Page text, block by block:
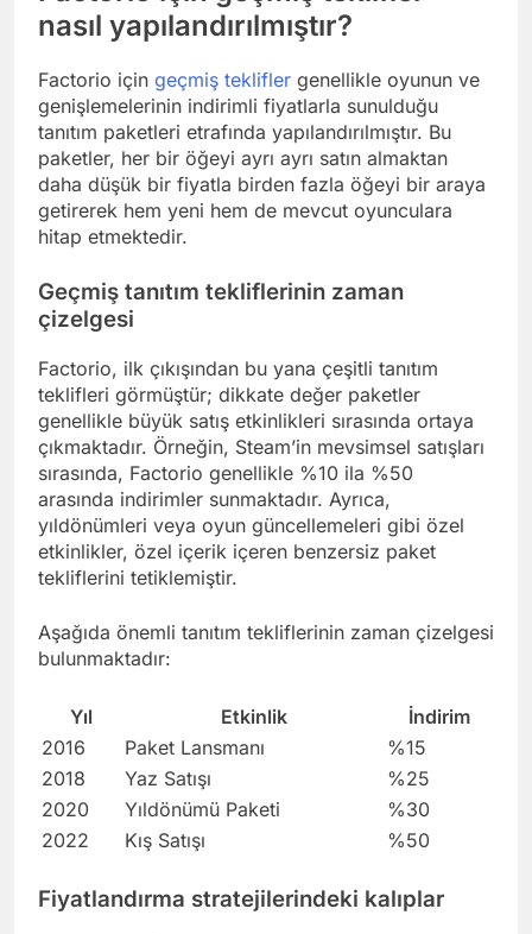
nasıl yapılandırılmıştır?
Factorio için geçmiş teklifler genellikle oyunun ve
genişlemelerinin indirimli fiyatlarla sunulduğu
tanıtım paketleri etrafında yapılandırılmıştır. Bu
paketler, her bir öğeyi ayrı ayrı satın almaktan
daha düşük bir fiyatla birden fazla öğeyi bir araya
getirerek hem yeni hem de mevcut oyunculara
hitap etmektedir.
Geçmiş tanıtım tekliflerinin zaman
çizelgesi
Factorio, ilk çıkışından bu yana çeşitli tanıtım
teklifleri görmüştür; dikkate değer paketler
genellikle büyük satış etkinlikleri sırasında ortaya
çıkmaktadır. Örneğin, Steam’in mevsimsel satışları
sırasında, Factorio genellikle %10 ila %50
arasında indirimler sunmaktadır. Ayrıca,
yıldönümleri veya oyun güncellemeleri gibi özel
etkinlikler, özel içerik içeren benzersiz paket
tekliflerini tetiklemiştir.
Aşağıda önemli tanıtım tekliflerinin zaman çizelgesi
bulunmaktadır:
Yıl Etkinlik
İndirim
2016
Paket Lansmanı
%15
2018
Yaz Satışı
%25
2020
Yıldönümü Paketi
%30
2022
Kış Satışı %50
Fiyatlandırma stratejilerindeki kalıplar